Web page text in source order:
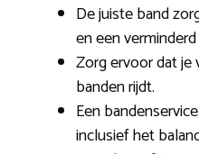
De juiste band
en een
Zorg ervoor dat
banden rijdt.
Een
inclusief het